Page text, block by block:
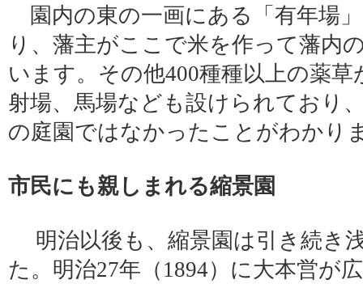
園内の東の一画にある「有年場
り、藩主がここで米を作って藩内
います。その他400種種以上の薬
射場、馬場なども設けられており
の庭園ではなかったことがわかり
市民にも親しまれる縮景園
明治以後も、縮景園は引き続き
た。明治27年（1894）に大本営が